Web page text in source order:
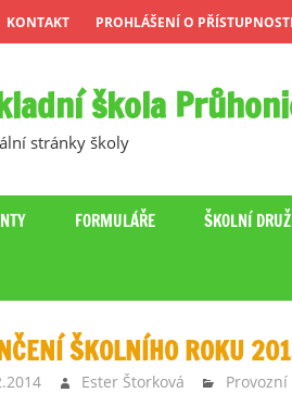
KONTAKT PROHLÁŠENÍ O PŘÍSTUPNOSTI
škola
stránky školy
FORMULÁŘE ŠKOLNÍ
ŠKOLNÍHO ROKU
Ester Štorková